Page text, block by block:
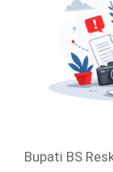
Bupati BS